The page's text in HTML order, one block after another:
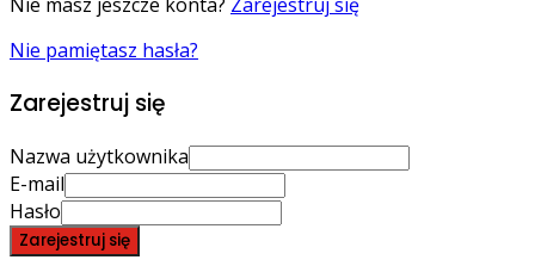
Nie pamiętasz hasła?
Zarejestruj się
Nazwa użytkownika
E-mail
Hasło
Zarejestruj się